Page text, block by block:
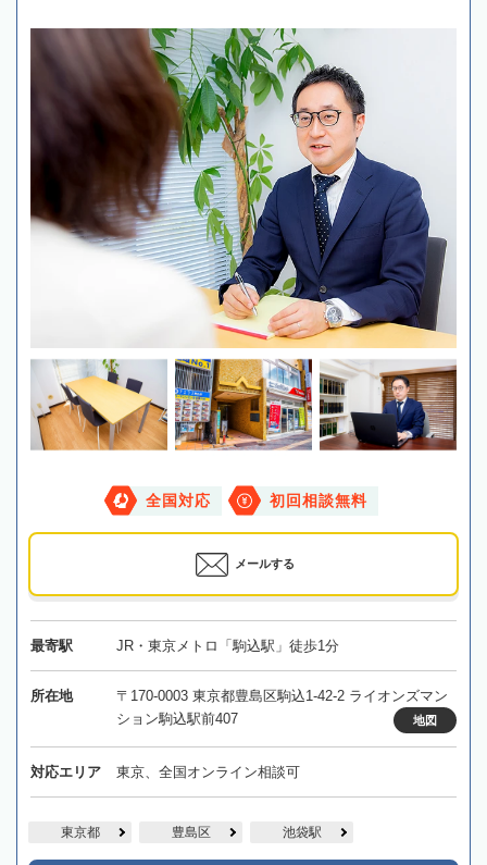
全国対応 初回相談無料
メールする
最寄駅 JR・東京メトロ「駒込駅」徒歩1分
所在地
〒170-0003 東京都豊島区駒込1-42-2 ライオンズマン
ション駒込駅前407
地図
対応エリア 東京、全国オンライン相談可
東京都 豊島区 池袋駅